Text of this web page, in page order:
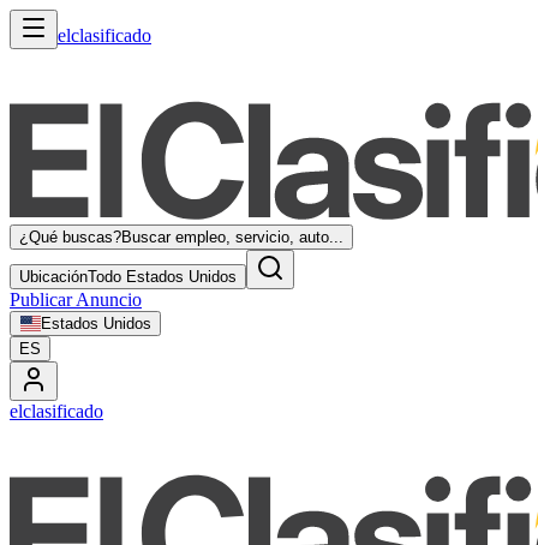
elclasificado
¿Qué buscas?Buscar empleo, servicio, auto...
UbicaciónTodo Estados Unidos
Publicar Anuncio
Estados Unidos
ES
elclasificado